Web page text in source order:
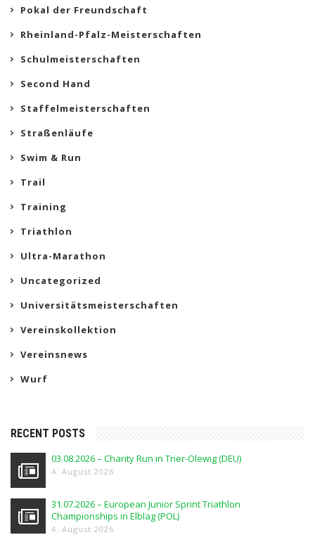
Pokal der Freundschaft
Rheinland-Pfalz-Meisterschaften
Schulmeisterschaften
Second Hand
Staffelmeisterschaften
Straßenläufe
Swim & Run
Trail
Training
Triathlon
Ultra-Marathon
Uncategorized
Universitätsmeisterschaften
Vereinskollektion
Vereinsnews
Wurf
RECENT POSTS
03.08.2026 – Charity Run in Trier-Olewig (DEU)
4. August 2026
31.07.2026 – European Junior Sprint Triathlon
Championships in Elblag (POL)
4. August 2026